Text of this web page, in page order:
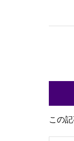
この